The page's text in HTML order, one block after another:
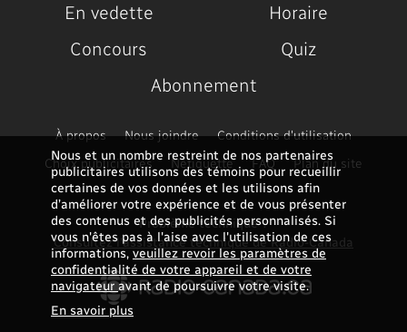
Nous et un nombre restreint de nos partenaires
publicitaires utilisons des témoins pour recueillir
certaines de vos données et les utilisons afin
d’améliorer votre expérience et de vous présenter
des contenus et des publicités personnalisés. Si
vous n'êtes pas à l'aise avec l'utilisation de ces
informations,veuillez revoir les paramètres de
confidentialité de votre appareil et de votre
navigateuravant de poursuivre votre visite.
En savoir plus
En vedette
Horaire
Concours
Quiz
Abonnement
À propos Nous joindre
Conditions d'utilisation
Choix publicitaires
Nétiquette FAQ Plan du site
Problème technique ?
Consultez l'assistance technique de Radio-Canada